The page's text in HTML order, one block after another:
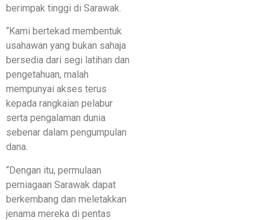
berimpak tinggi di Sarawak.
“Kami bertekad membentuk
usahawan yang bukan sahaja
bersedia dari segi latihan dan
pengetahuan, malah
mempunyai akses terus
kepada rangkaian pelabur
serta pengalaman dunia
sebenar dalam pengumpulan
dana.
“Dengan itu, permulaan
perniagaan Sarawak dapat
berkembang dan meletakkan
jenama mereka di pentas